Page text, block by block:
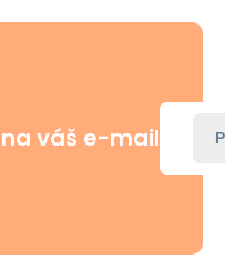
váš e-mail